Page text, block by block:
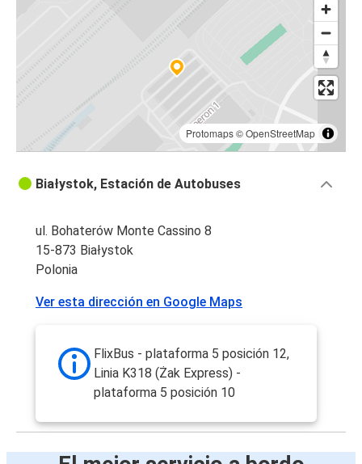
Protomaps©OpenStreetMap
Białystok, Estación de Autobuses
ul. Bohaterów Monte Cassino 8
15-873 Białystok
Polonia
Ver esta dirección en Google Maps
FlixBus - plataforma 5 posición 12,
Linia K318 (Żak Express) -
plataforma 5 posición 10